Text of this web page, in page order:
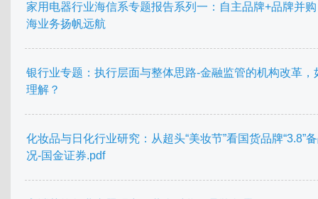
家用电器行业海信系专题报告系列一：自主品牌+品牌并
海业务扬帆远航
银行业专题：执行层面与整体思路-金融监管的机构改革，
理解？
化妆品与日化行业研究：从超头“美妆节”看国货品牌“3.8”
况-国金证券.pdf